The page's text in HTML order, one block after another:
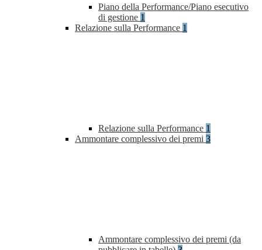
Piano della Performance/Piano esecutivo
di gestione 1
Relazione sulla Performance 1
Relazione sulla Performance 1
Ammontare complessivo dei premi 3
Ammontare complessivo dei premi (da